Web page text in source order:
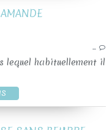
…
lequel habituellement il